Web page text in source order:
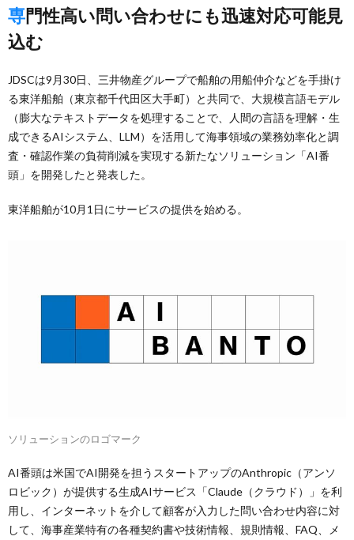
専門性高い問い合わせにも迅速対応可能見
込む
JDSCは9月30日、三井物産グループで船舶の用船仲介などを手掛け
る東洋船舶（東京都千代田区大手町）と共同で、大規模言語モデル
（膨大なテキストデータを処理することで、人間の言語を理解・生
成できるAIシステム、LLM）を活用して海事領域の業務効率化と調
査・確認作業の負荷削減を実現する新たなソリューション「AI番
頭」を開発したと発表した。
東洋船舶が10月1日にサービスの提供を始める。
ソリューションのロゴマーク
AI番頭は米国でAI開発を担うスタートアップのAnthropic（アンソ
ロビック）が提供する生成AIサービス「Claude（クラウド）」を利
用し、インターネットを介して顧客が入力した問い合わせ内容に対
して、海事産業特有の各種契約書や技術情報、規則情報、FAQ、メ